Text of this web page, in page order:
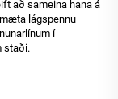
að sameina hana á
lágspennu
í
staði.